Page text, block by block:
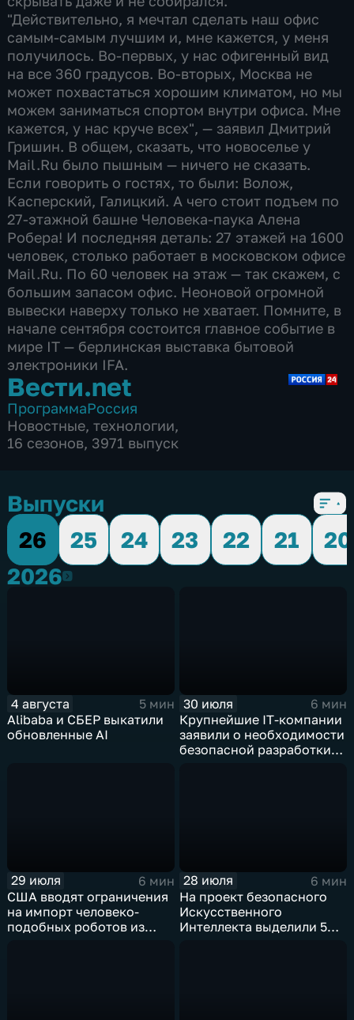
Вести.net
ПрограммаРоссия
Новостные,технологии,
16 сезонов, 3971 выпуск
Выпуски
26
25 24 23 22 21
20
20262026
4 августа
5 мин
Alibaba и СБЕР выкатили
обновленные AI
30 июля
6 мин
Крупнейшие IT‑компании
заявили о необходимости
безопасной разработки
29 июля
6 мин
США вводят ограничения
на импорт человеко-
подобных роботов из
28 июля
6 мин
На проект безопасного
Искусственного
Интеллекта выделили 5